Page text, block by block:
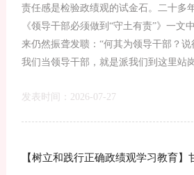
责任感是检验政绩观的试金石。二十多
《领导干部必须做到“守土有责”》一文
来仍然振聋发聩：“何其为领导干部？
我们当领导干部，就是派我们到这里站
发表时间：2026-07-27
【树立和践行正确政绩观学习教育】